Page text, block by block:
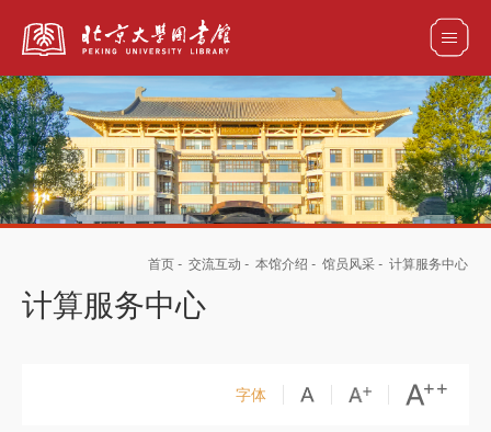
全部资源
首页 - 交流互动 - 本馆介绍 - 馆员风采 - 计算服务中心
计算服务中心
字体